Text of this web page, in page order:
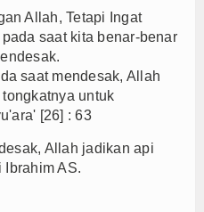
Allah, Tetapi Ingat
saat kita benar-benar
saat mendesak, Allah
untuk
[26] : 63
Allah jadikan api
AS.